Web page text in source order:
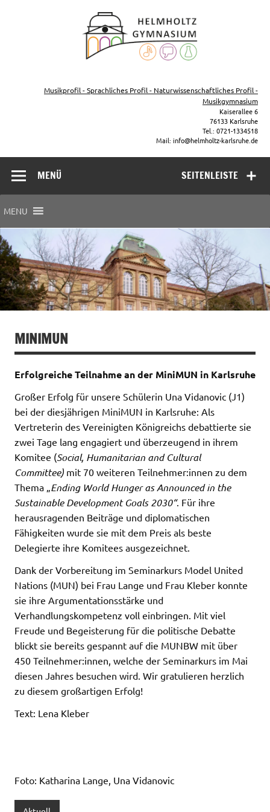
Musikprofil - Sprachliches Profil - Naturwissenschaftliches Profil -
Musikgymnasium
Kaiserallee 6
76133 Karlsruhe
Tel.: 0721-1334518
Mail: info@helmholtz-karlsruhe.de
SEITENLEISTE
MENÜ
MENU
MINIMUN
Erfolgreiche Teilnahme an der MiniMUN in Karlsruhe
Großer Erfolg für unsere Schülerin Una Vidanovic (J1)
bei der diesjährigen MiniMUN in Karlsruhe: Als
Vertreterin des Vereinigten Königreichs debattierte sie
zwei Tage lang engagiert und überzeugend in ihrem
Komitee (Social, Humanitarian and Cultural
Committee) mit 70 weiteren Teilnehmer:innen zu dem
Thema „Ending World Hunger as Announced in the
Sustainable Development Goals 2030“. Für ihre
herausragenden Beiträge und diplomatischen
Fähigkeiten wurde sie mit dem Preis als beste
Delegierte ihre Komitees ausgezeichnet.
Dank der Vorbereitung im Seminarkurs Model United
Nations (MUN) bei Frau Lange und Frau Kleber konnte
sie ihre Argumentationsstärke und
Verhandlungskompetenz voll einbringen. Mit viel
Freude und Begeisterung für die politische Debatte
blickt sie bereits gespannt auf die MUNBW mit über
450 Teilnehmer:innen, welche der Seminarkurs im Mai
diesen Jahres besuchen wird. Wir gratulieren herzlich
zu diesem großartigen Erfolg!
Text: Lena Kleber
Foto: Katharina Lange, Una Vidanovic